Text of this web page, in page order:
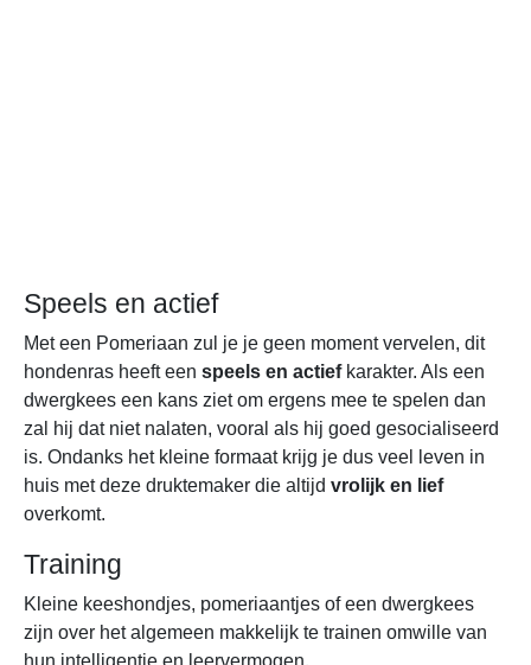
Speels en actief
Met een Pomeriaan zul je je geen moment vervelen, dit
hondenras heeft een speels en actiefkarakter. Als een
dwergkees een kans ziet om ergens mee te spelen dan
zal hij dat niet nalaten, vooral als hij goed gesocialiseerd
is. Ondanks het kleine formaat krijg je dus veel leven in
huis met deze druktemaker die altijd vrolijk en lief
overkomt.
Training
Kleine keeshondjes, pomeriaantjes of een dwergkees
zijn over het algemeen makkelijk te trainen omwille van
hun intelligentie en leervermogen.